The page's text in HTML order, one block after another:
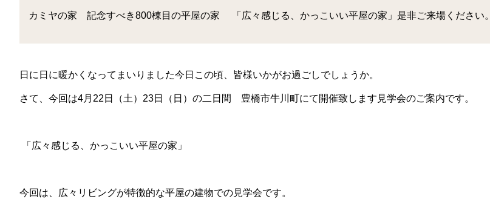
カミヤの家 記念すべき800棟目の平屋の家 「広々感じる、かっこいい平屋の家」是非ご来場ください。
日に日に暖かくなってまいりました今日この頃、皆様いかがお過ごしでしょうか。
さて、今回は4月 22 日（土） 23日（日）の二日間 豊橋市牛川町にて開催致します見学会のご案内です。
「広々感じる、かっこいい平屋の家」
今回は、広々リビングが特徴的な平屋の建物での見学会です。